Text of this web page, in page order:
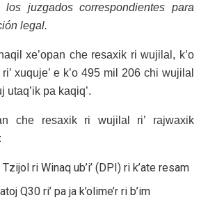
los juzgados correspondientes para
legal.
xe’opan che resaxik ri wujilal, k’o
xuquje’ e k’o 495 mil 206 chi wujilal
pa kaqiq’.
che resaxik ri wujilal ri’ rajwaxik
ri Winaq ub’i’ (DPI) ri k’ate resam
Q30 ri’ pa ja k’olime’r ri b’im